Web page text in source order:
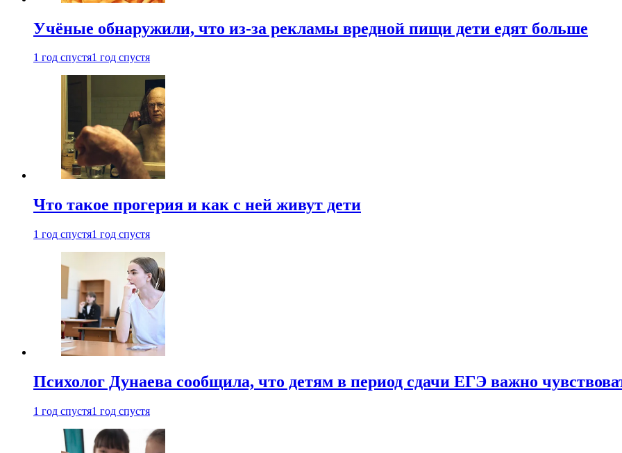
Учёные обнаружили, что из-за рекламы вредной пищи дети едят больше
1 год спустя1 год спустя
Что такое прогерия и как с ней живут дети
1 год спустя1 год спустя
Психолог Дунаева сообщила, что детям в период сдачи ЕГЭ важно
1 год спустя1 год спустя